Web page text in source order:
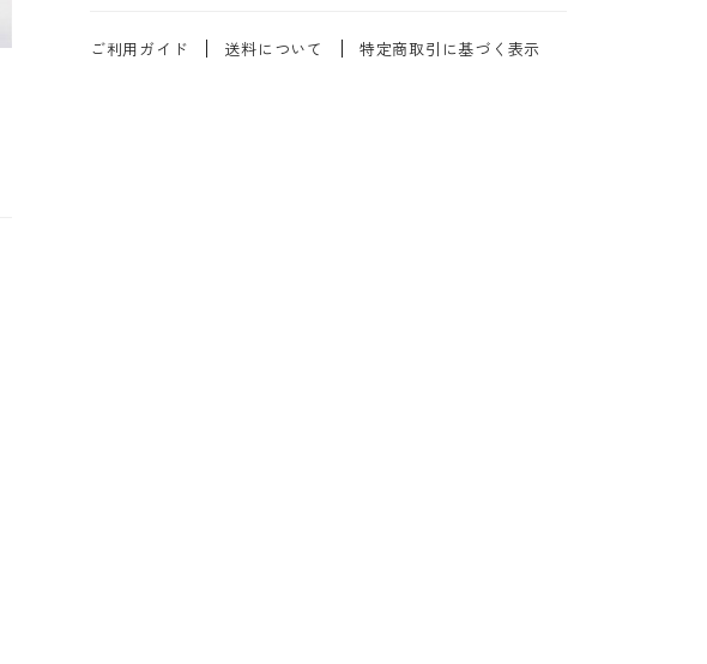
ご利用ガイド 送料について 特定商取引に基づく表示